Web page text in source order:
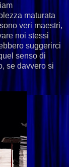
maturata
veri maestri,
noi stessi
suggerirci
senso di
se davvero si